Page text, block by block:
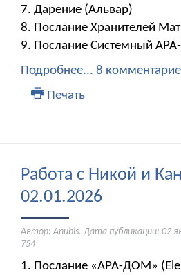
7. ​​​​​​​Дарение (Альвар)
8. Послание Хранителей
9. Послание Системный
Подробнее... 8
Печать
Работа с Никой и
02.01.2026
Автор: Anubis. Дата публикации: 02
754
1. Послание «АРА-ДОМ»